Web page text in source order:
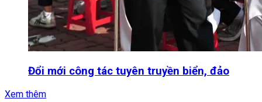
Đổi mới công tác tuyên truyền biển, đảo
Xem thêm